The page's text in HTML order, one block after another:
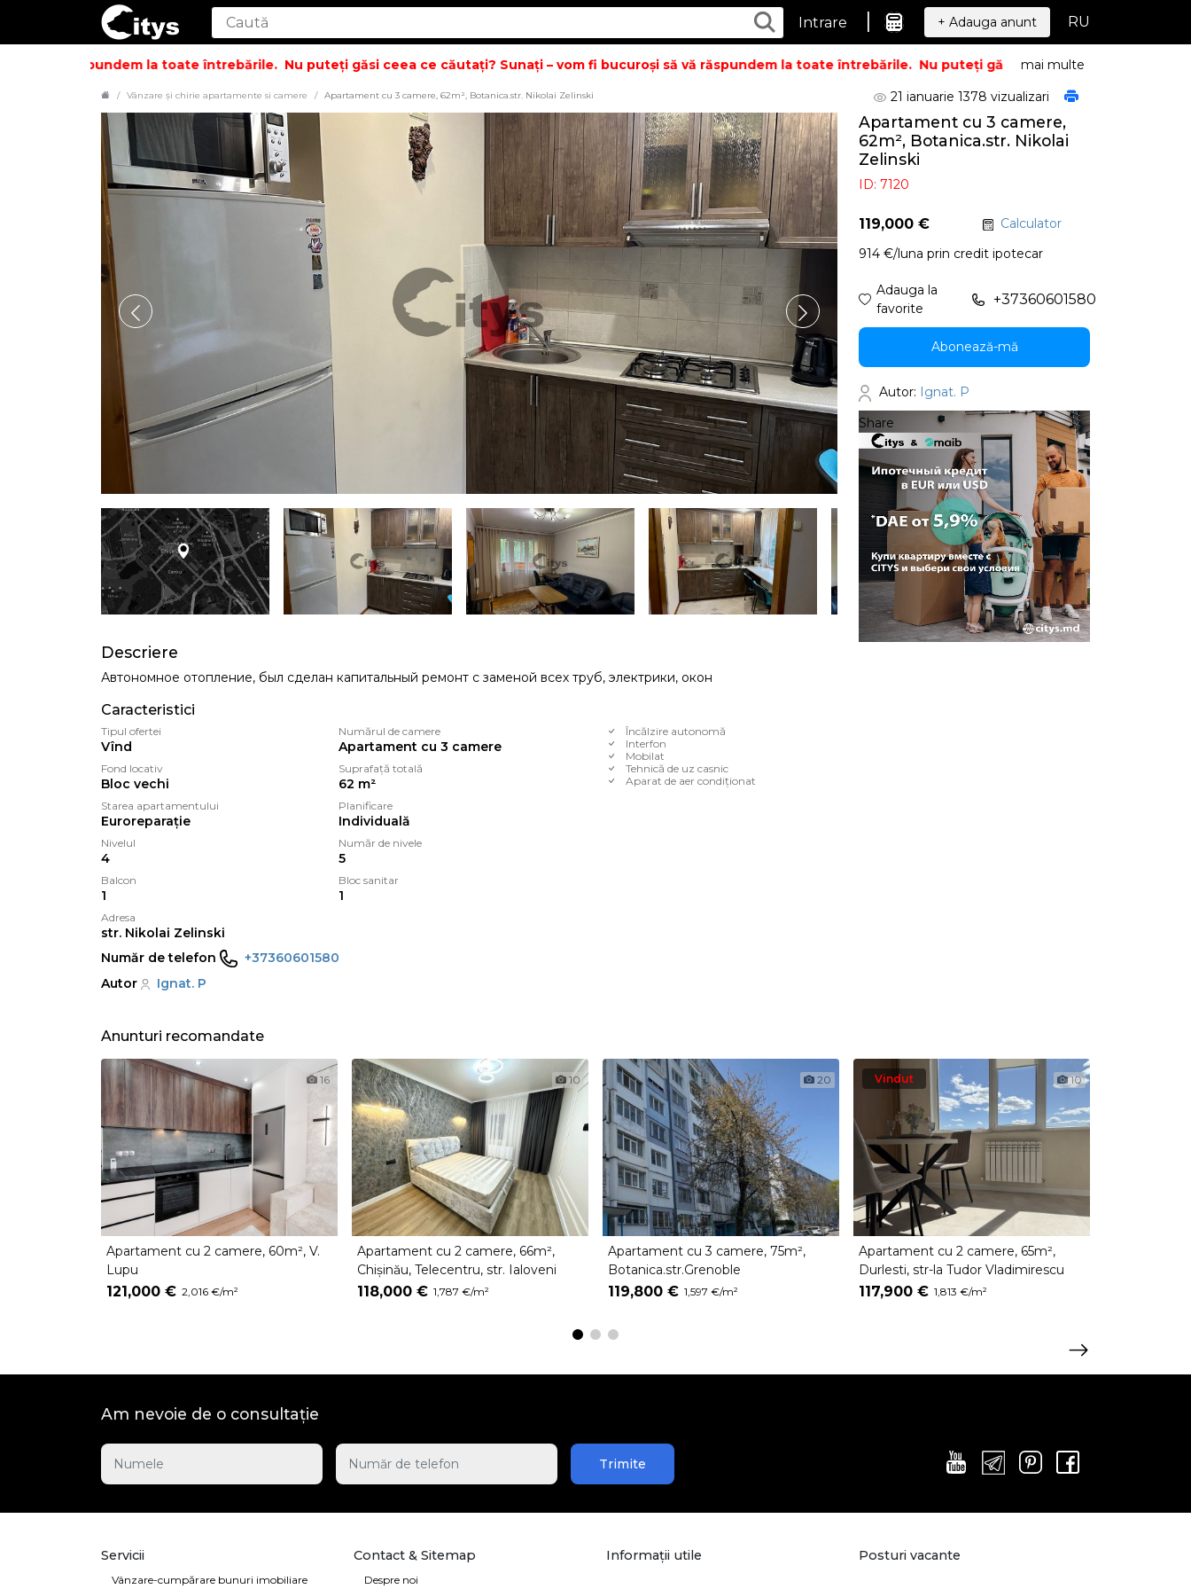
Intrare | + Adauga anunt RU
să vă răspundem la toate întrebările. Nu puteți găsi ceea ce căutați? Sunați – vom fi bucuroși să vă răspundem la toate întrebările. Nu puteți găsi ceea ce căutați? Sunați –
mai multe
Vânzare și chirie apartamente si camere Apartament cu 3 camere, 62m², Botanica.str. Nikolai Zelinski
Descriere
Автономное отопление, был сделан капитальный ремонт с заменой всех труб, электрики, окон
Caracteristici
Tipul ofertei
Vînd
Numărul de camere
Apartament cu 3 camere
Fond locativ
Bloc vechi
Suprafață totală
62 m²
Starea apartamentului
Euroreparație
Planificare
Individuală
Nivelul
4
Număr de nivele
5
Balcon
1
Bloc sanitar
1
Adresa
str. Nikolai Zelinski
Număr de telefon
+37360601580
Autor
Ignat. P
Încălzire autonomă
Interfon
Mobilat
Tehnică de uz casnic
Aparat de aer condiționat
21 ianuarie 1378 vizualizari
Apartament cu 3 camere,
62m², Botanica.str. Nikolai
Zelinski
ID: 7120
119,000 €
Calculator
914 €/luna prin credit ipotecar
Adauga la
favorite
+37360601580
Abonează-mă
Autor: Ignat. P
Share
Anunturi recomandate
16
Apartament cu 2 camere, 60m², V.
Lupu
121,000 € 2,016 €/m²
10
Apartament cu 2 camere, 66m²,
Chișinău, Telecentru, str. Ialoveni
118,000 € 1,787 €/m²
20
Apartament cu 3 camere, 75m²,
Botanica.str.Grenoble
119,800 € 1,597 €/m²
10
Vindut
Apartament cu 2 camere, 65m²,
Durlesti, str-la Tudor Vladimirescu
117,900 € 1,813 €/m²
Am nevoie de o consultație
Trimite
Servicii
Vânzare-cumpărare bunuri imobiliare
Contact & Sitemap
Despre noi
Informații utile Posturi vacante